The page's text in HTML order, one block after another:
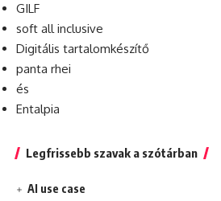
GILF
soft all inclusive
Digitális tartalomkészítő
panta rhei
és
Entalpia
Legfrissebb szavak a szótárban
AI use case